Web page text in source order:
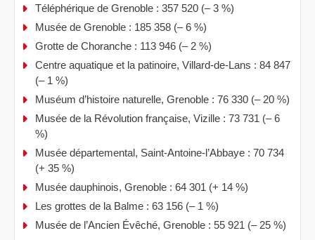
Téléphérique de Grenoble : 357 520 (– 3 %)
Musée de Grenoble : 185 358 (– 6 %)
Grotte de Choranche : 113 946 (– 2 %)
Centre aquatique et la patinoire, Villard-de-Lans : 84 847
(– 1 %)
Muséum d’histoire naturelle, Grenoble : 76 330 (– 20 %)
Musée de la Révolution française, Vizille : 73 731 (– 6
%)
Musée départemental, Saint-Antoine-l’Abbaye : 70 734
(+ 35 %)
Musée dauphinois, Grenoble : 64 301 (+ 14 %)
Les grottes de la Balme : 63 156 (– 1 %)
Musée de l’Ancien Évêché, Grenoble : 55 921 (– 25 %)